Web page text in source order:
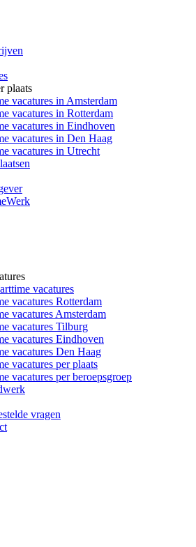
plaats
vacatures in Amsterdam
vacatures in Rotterdam
vacatures in Eindhoven
vacatures in Den Haag
vacatures in Utrecht
vacatures
vacatures Rotterdam
vacatures Amsterdam
vacatures Tilburg
vacatures Eindhoven
vacatures Den Haag
vacatures per plaats
vacatures per beroepsgroep
vragen